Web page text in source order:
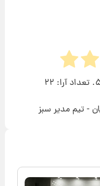
22
- تیم مدیر سبز